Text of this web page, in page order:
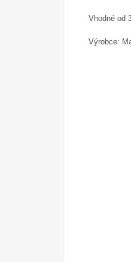
Vhodné od
Výrobce: